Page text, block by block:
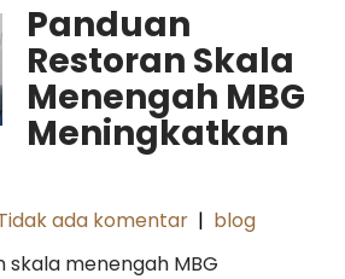
Panduan
Restoran Skala
Menengah MBG
Meningkatkan
ada komentar | blog
skala menengah MBG